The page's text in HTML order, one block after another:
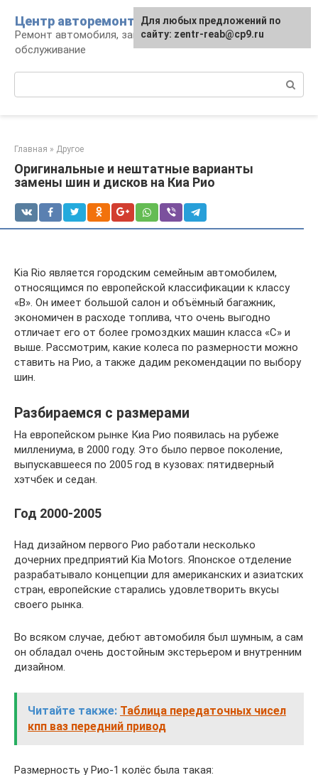
контенту
Центр авторемонта
Ремонт автомобиля, запчасти и
обслуживание
Главная » Другое
Оригинальные и нештатные варианты
замены шин и дисков на Киа Рио
Kia Rio является городским семейным автомобилем,
относящимся по европейской классификации к классу
«В». Он имеет большой салон и объёмный багажник,
экономичен в расходе топлива, что очень выгодно
отличает его от более громоздких машин класса «С» и
выше. Рассмотрим, какие колеса по размерности можно
ставить на Рио, а также дадим рекомендации по выбору
шин.
Разбираемся с размерами
На европейском рынке Киа Рио появилась на рубеже
миллениума, в 2000 году. Это было первое поколение,
выпускавшееся по 2005 год в кузовах: пятидверный
хэтчбек и седан.
Год 2000-2005
Над дизайном первого Рио работали несколько
дочерних предприятий Kia Motors. Японское отделение
разрабатывало концепции для американских и азиатских
стран, европейские старались удовлетворить вкусы
своего рынка.
Во всяком случае, дебют автомобиля был шумным, а сам
он обладал очень достойным экстерьером и внутренним
дизайном.
Читайте также: Таблица передаточных чисел
кпп ваз передний привод
Размерность у Рио-1 колёс была такая:
Для любых предложений по
сайту: zentr-reab@cp9.ru